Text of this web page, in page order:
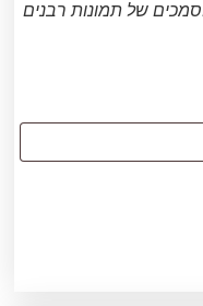
של תמונות רבנים